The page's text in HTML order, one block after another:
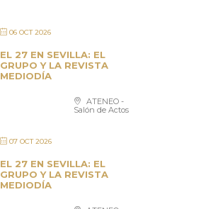
06 OCT 2026
EL 27 EN SEVILLA: EL
GRUPO Y LA REVISTA
MEDIODÍA
ATENEO -
Salón de Actos
07 OCT 2026
EL 27 EN SEVILLA: EL
GRUPO Y LA REVISTA
MEDIODÍA